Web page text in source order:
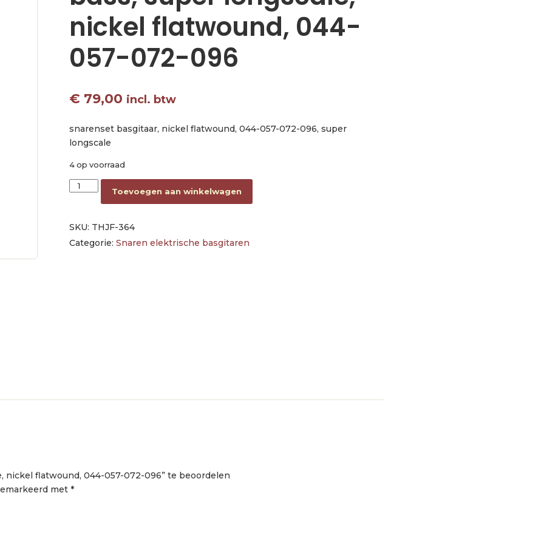
nickel flatwound, 044-
057-072-096
€ 79,00 incl. btw
snarenset basgitaar, nickel flatwound, 044-057-072-096, super
longscale
4 op voorraad
string set 4-strings bass, super longscale, nickel flatwound, 044-057-072-096 aantal
Toevoegen aan winkelwagen
SKU: THJF-364
Categorie: Snaren elektrische basgitaren
nickel flatwound, 044-057-072-096” te beoordelen
met *